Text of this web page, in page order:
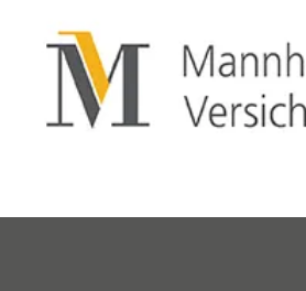
gewerblichen Bereich
entwickelten wir für Musiker,
komplette